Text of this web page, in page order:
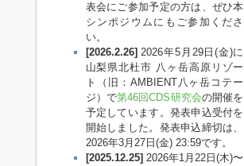
表会にご参加予定の方は、ぜひ本
シンポジウムにもご参加くださ
い。
[2026.2.26] 2026年5月29日(金)に
山梨県北杜市 八ヶ岳高原リゾー
ト（旧：AMBIENT八ヶ岳コテー
ジ）で第46回CDS研究会の開催を
予定しています。発表申込受付を
開始しました。発表申込締切は、
2026年3月27日(金) 23:59です。
[2025.12.25] 2026年1月22日(木)〜